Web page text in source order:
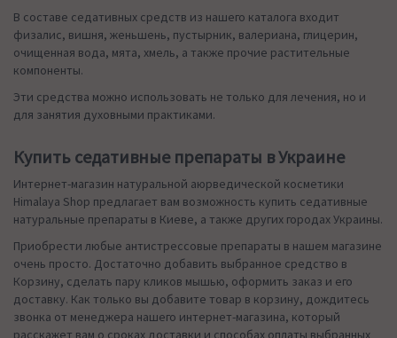
В составе седативных средств из нашего каталога входит
физалис, вишня, женьшень, пустырник, валериана, глицерин,
очищенная вода, мята, хмель, а также прочие растительные
компоненты.
Эти средства можно использовать не только для лечения, но и
для занятия духовными практиками.
Купить седативные препараты в Украине
Интернет-магазин натуральной аюрведической косметики
Himalaya Shop предлагает вам возможность купить седативные
натуральные препараты в Киеве, а также других городах Украины.
Приобрести любые антистрессовые препараты в нашем магазине
очень просто. Достаточно добавить выбранное средство в
Корзину, сделать пару кликов мышью, оформить заказ и его
доставку. Как только вы добавите товар в корзину, дождитесь
звонка от менеджера нашего интернет-магазина, который
расскажет вам о сроках доставки и способах оплаты выбранных